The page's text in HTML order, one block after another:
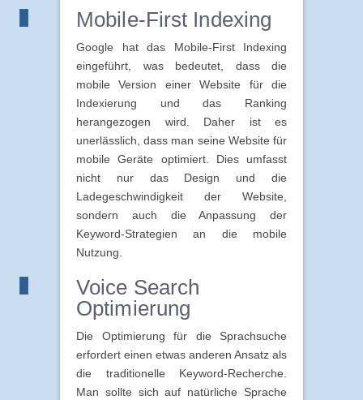
Mobile-First Indexing
Google hat das Mobile-First Indexing
eingeführt, was bedeutet, dass die
mobile Version einer Website für die
Indexierung und das Ranking
herangezogen wird. Daher ist es
unerlässlich, dass man seine Website für
mobile Geräte optimiert. Dies umfasst
nicht nur das Design und die
Ladegeschwindigkeit der Website,
sondern auch die Anpassung der
Keyword-Strategien an die mobile
Nutzung.
Voice Search
Optimierung
Die Optimierung für die Sprachsuche
erfordert einen etwas anderen Ansatz als
die traditionelle Keyword-Recherche.
Man sollte sich auf natürliche Sprache